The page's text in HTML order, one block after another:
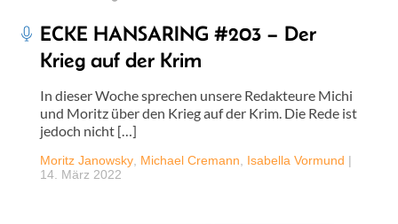
ECKE HANSARING #203 – Der
Krieg auf der Krim
In dieser Woche sprechen unsere Redakteure Michi
und Moritz über den Krieg auf der Krim. Die Rede ist
jedoch nicht […]
Moritz Janowsky Michael Cremann Isabella Vormund |
14. März 2022